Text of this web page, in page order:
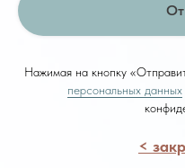
Нажимая на кнопку
персональных данных
<